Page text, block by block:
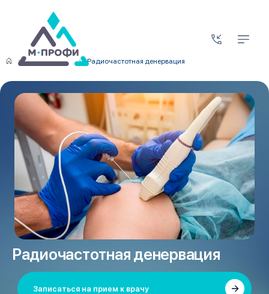
Наши методы Радиочастотная денервация
Радиочастотная денервация
Записаться на прием к врачу